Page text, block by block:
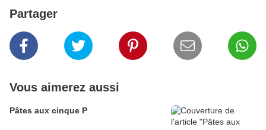
Partager
Vous aimerez aussi
Pâtes aux cinque P